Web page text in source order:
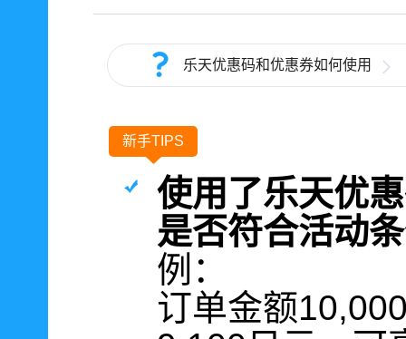
乐天优惠码和优惠券如何使用
新手TIPS
使用了乐天优
是否符合活动
例：
订单金额